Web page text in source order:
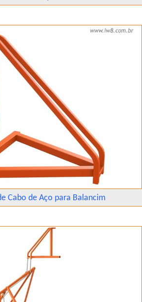
Cabo de Aço para Balancim